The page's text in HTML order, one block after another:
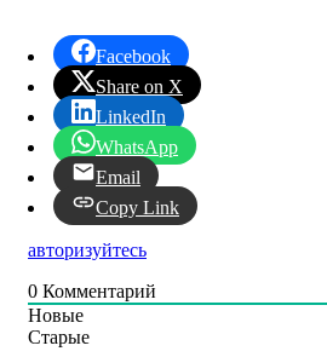
Facebook
Share on X
LinkedIn
WhatsApp
Email
Copy Link
авторизуйтесь
0 Комментарий
Новые
Старые